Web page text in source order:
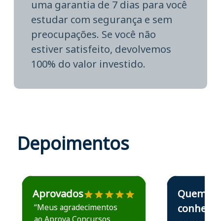
uma garantia de 7 dias para você
estudar com segurança e sem
preocupações. Se você não
estiver satisfeito, devolvemos
100% do valor investido.
Depoimentos
Estudante José recomenda o Aprova Concursos em
Aprovados
“Meus agradecimentos
Estudante Elais
Quem
conhece,